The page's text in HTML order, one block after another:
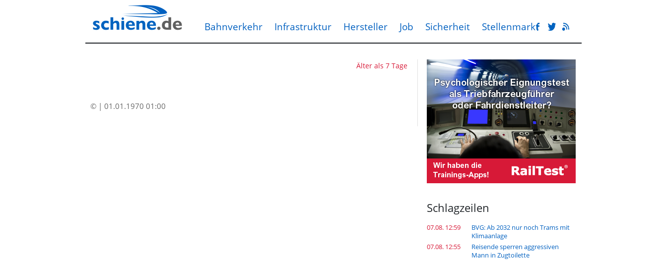
Bahnverkehr Infrastruktur Hersteller Job Sicherheit Stellenmarkt
Älter als 7 Tage
© | 01.01.1970 01:00
Schlagzeilen
07.08. 12:59
BVG: Ab 2032 nur noch Trams mit
Klimaanlage
07.08. 12:55
Reisende sperren aggressiven
Mann in Zugtoilette